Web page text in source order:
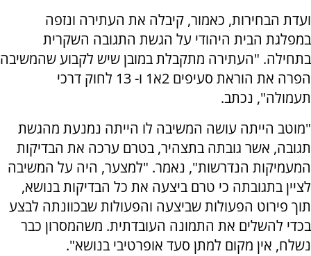
ועדת הבחירות, כאמור, קיבלה את העתירה ונזפה
במפלגת הבית היהודי על הגשת התגובה השקרית
בתחילה. "העתירה מתקבלת במובן שיש לקבוע שהמשיבה
הפרה את הוראת סעיפים 2א1 ו- 13 לחוק דרכי
תעמולה", נכתב.
"מוטב הייתה עושה המשיבה לו הייתה נמנעת מהגשת
תגובה, אשר גובתה בתצהיר, בטרם ערכה את הבדיקות
המעמיקות הנדרשות", נאמר. "למצער, היה על המשיבה
לציין בתגובתה כי טרם ביצעה את כל הבדיקות בנושא,
תוך פירוט הפעולות שביצעה והפעולות שבכוונתה לבצע
בכדי להשלים את התמונה העובדתית. משהמסרון כבר
נשלח, אין מקום למתן סעד אופרטיבי בנושא".